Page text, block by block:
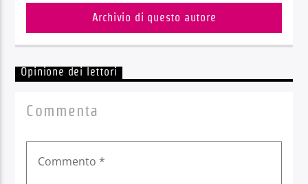
Archivio di questo autore
Opinione dei lettori
Commenta